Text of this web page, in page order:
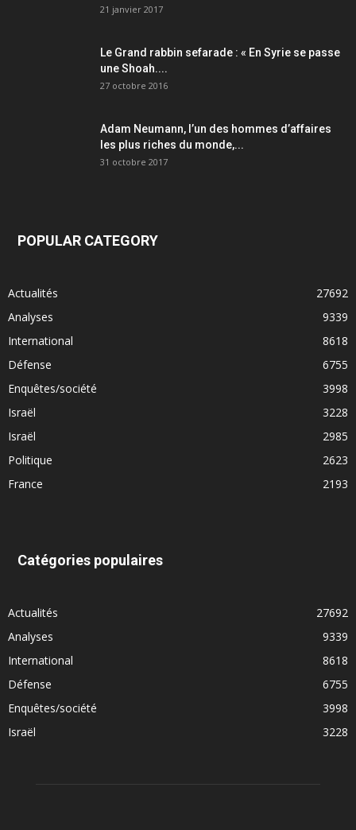
21 janvier 2017
Le Grand rabbin sefarade : « En Syrie se passe
une Shoah....
27 octobre 2016
Adam Neumann, l’un des hommes d’affaires
les plus riches du monde,...
31 octobre 2017
POPULAR CATEGORY
Actualités
27692
Analyses
9339
International
8618
Défense
6755
Enquêtes/société
3998
Israël
3228
Israël
2985
Politique
2623
France
2193
Catégories populaires
Actualités
27692
Analyses
9339
International
8618
Défense
6755
Enquêtes/société
3998
Israël
3228